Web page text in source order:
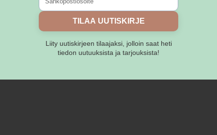
TILAA UUTISKIRJE
Liity uutiskirjeen tilaajaksi, jolloin saat heti
tiedon uutuuksista ja tarjouksista!